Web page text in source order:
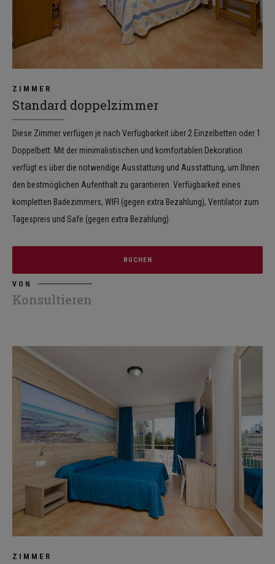
ZIMMER
Standard doppelzimmer
Diese Zimmer verfügen je nach Verfügbarkeit über 2 Einzelbetten oder 1
Doppelbett. Mit der minimalistischen und komfortablen Dekoration
verfügt es über die notwendige Ausstattung und Ausstattung, um Ihnen
den bestmöglichen Aufenthalt zu garantieren. Verfügbarkeit eines
kompletten Badezimmers, WIFI (gegen extra Bezahlung), Ventilator zum
Tagespreis und Safe (gegen extra Bezahlung).
BUCHEN
VON
Konsultieren
ZIMMER